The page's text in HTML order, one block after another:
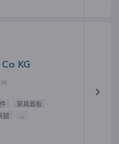
KG
家具面板
腿 ...